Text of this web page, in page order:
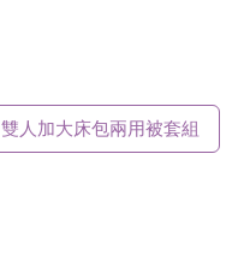
雙人加大床包兩用被套組